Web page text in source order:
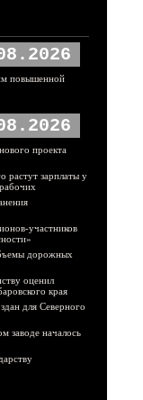
повышенной
проекта
растут зарплаты у
участников
дорожных
оценил
края
для Северного
заводе началось